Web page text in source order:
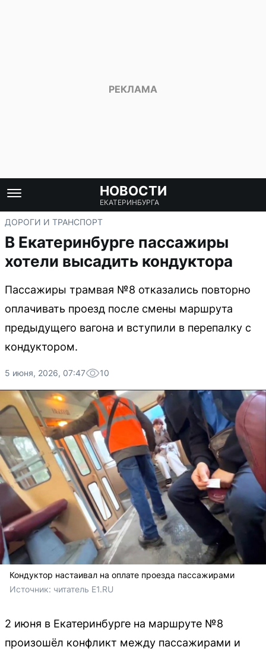
НОВОСТИ
ЕКАТЕРИНБУРГА
ДОРОГИ И ТРАНСПОРТ
В Екатеринбурге пассажиры
хотели высадить кондуктора
Пассажиры трамвая №8 отказались повторно
оплачивать проезд после смены маршрута
предыдущего вагона и вступили в перепалку с
кондуктором.
5 июня, 2026, 07:47 10
Кондуктор настаивал на оплате проезда пассажирами
Источник: читатель E1.RU
2 июня в Екатеринбурге на маршруте №8
произошёл конфликт между пассажирами и